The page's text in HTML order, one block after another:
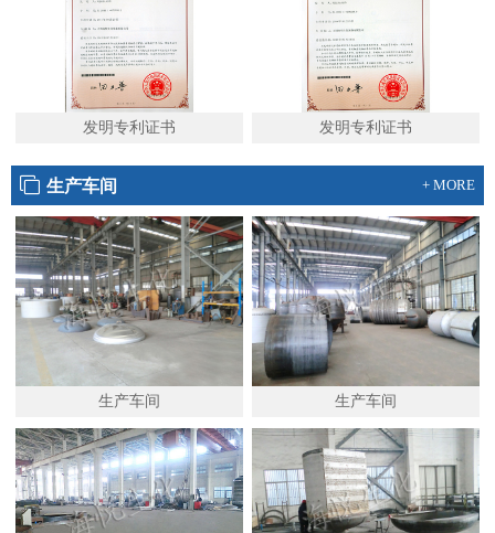
发明专利证书 发明专利证书
生产车间 + MORE
生产车间 生产车间